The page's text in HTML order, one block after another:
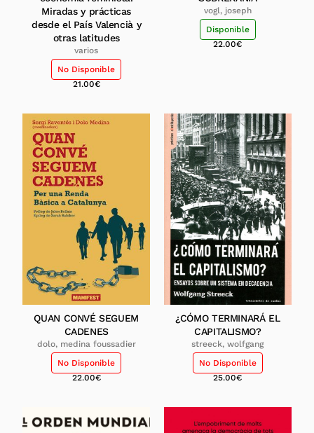
Miradas y prácticas
desde el País Valencià y
otras latitudes
varios
No Disponible
21.00€
vogl, joseph
Disponible
22.00€
QUAN CONVÉ SEGUEM
CADENES
dolo, medina foussadier
No Disponible
22.00€
¿CÓMO TERMINARÁ EL
CAPITALISMO?
streeck, wolfgang
No Disponible
25.00€